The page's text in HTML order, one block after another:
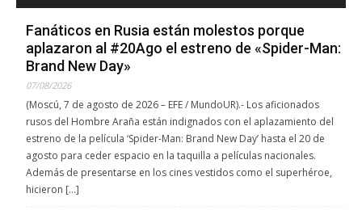
Fanáticos en Rusia están molestos porque
aplazaron al #20Ago el estreno de «Spider-Man:
Brand New Day»
07/08/2026
(Moscú, 7 de agosto de 2026 – EFE / MundoUR).- Los aficionados
rusos del Hombre Araña están indignados con el aplazamiento del
estreno de la película ‘Spider-Man: Brand New Day’ hasta el 20 de
agosto para ceder espacio en la taquilla a películas nacionales.
Además de presentarse en los cines vestidos como el superhéroe,
hicieron […]